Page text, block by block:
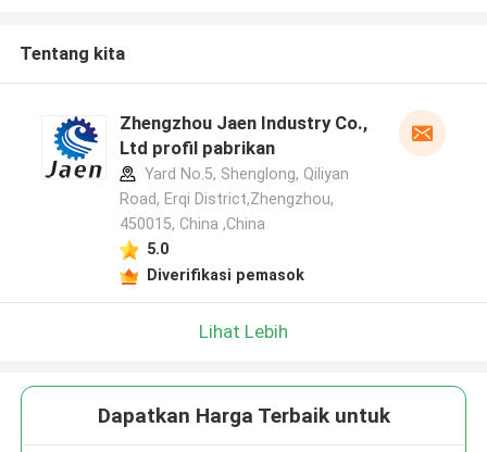
Tentang kita
Zhengzhou Jaen Industry Co.,
Ltd profil pabrikan
Yard No.5, Shenglong, Qiliyan
Road, Erqi District,Zhengzhou,
450015, China ,China
5.0
Diverifikasi pemasok
Lihat Lebih
Dapatkan Harga Terbaik untuk